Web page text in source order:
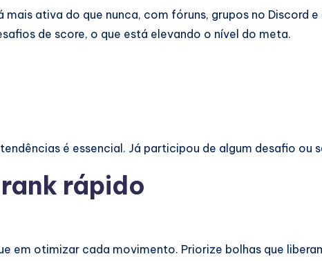
ativa do que nunca, com fóruns, grupos no Discord
de score, o que está elevando o nível do meta.
é essencial. Já participou de algum desafio ou
rápido
em otimizar cada movimento. Priorize bolhas que